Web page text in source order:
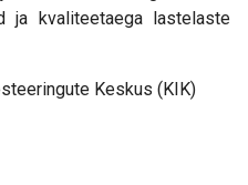
ja kvaliteetaega lastelaste
Keskus (KIK)